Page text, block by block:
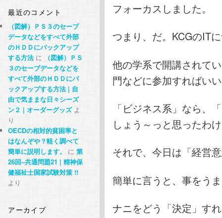
フォーカスしました。
つまり、だ。KCGのIT
他の学系で開講されて
門などに参加すればい
「ビジネス系」なら、
しょう～っと思ったわ
それで、今日は「経営
簡単に言うと、事をう
ナニをどう「決定」す
最近のコメント
（図解）ＰＳ３のセーブ
データなどをすべて外部
のＨＤＤにバックアップ
する方法に
（図解）ＰＳ
３のセーブデータなどを
すべて外部のＨＤＤにバ
ックアップする方法 | 自
由で気ままな日々シーズ
ン２ | オーダーグッズよ
り
OECDの相対的貧困率と
はなんぞや？軽く調べて
簡単に説明します。
に第
26回–共通問題21 | 精神保
健福祉士国家試験対策 !!
より
アーカイブ